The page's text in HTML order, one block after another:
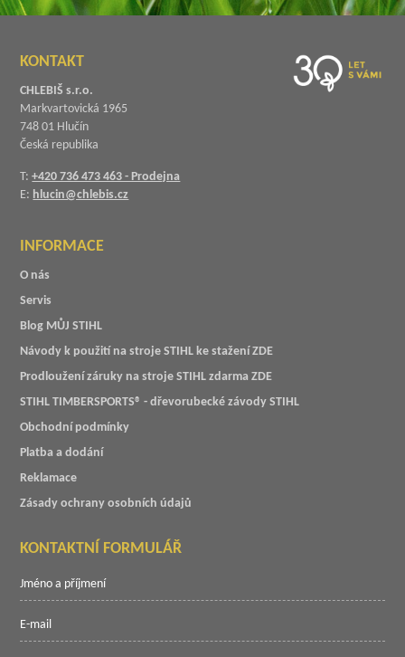
KONTAKT
CHLEBIŠ s.r.o.
Markvartovická 1965
748 01 Hlučín
Česká republika
T:+420 736 473 463 - Prodejna
E: hlucin@chlebis.cz
INFORMACE
O nás
Servis
Blog MŮJ STIHL
Návody k použití na stroje STIHL ke stažení ZDE
Prodloužení záruky na stroje STIHL zdarma ZDE
STIHL TIMBERSPORTS® - dřevorubecké závody STIHL
Obchodní podmínky
Platba a dodání
Reklamace
Zásady ochrany osobních údajů
KONTAKTNÍ FORMULÁŘ